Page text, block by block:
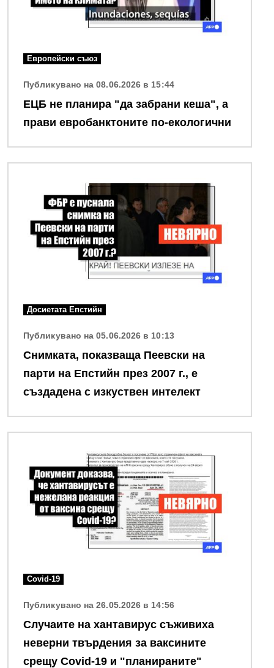
Европейски съюз
Публикувано на 08.06.2026 в 15:44
ЕЦБ не планира "да забрани кеша", а
прави евробанктоните по-екологични
Досиетата Епстийн
Публикувано на 05.06.2026 в 10:13
Снимката, показваща Пеевски на
парти на Епстийн през 2007 г., е
създадена с изкуствен интелект
Covid-19
Публикувано на 26.05.2026 в 14:56
Случаите на хантавирус съживиха
неверни твърдения за ваксините
срещу Covid-19 и "планираните"